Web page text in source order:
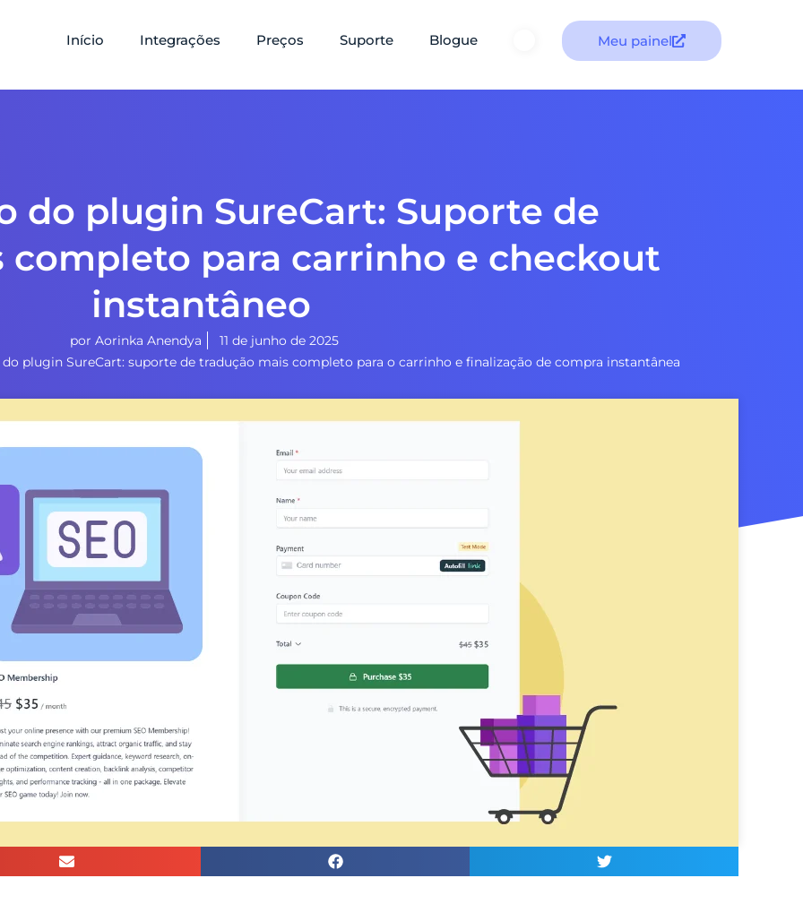
Início Integrações Preços Suporte Blogue Meu painel
do plugin SureCart: Suporte de
completo para carrinho e checkout
instantâneo
por Aorinka Anendya
11 de junho de 2025
plugin SureCart: suporte de tradução mais completo para o carrinho e finalização de compra instantânea